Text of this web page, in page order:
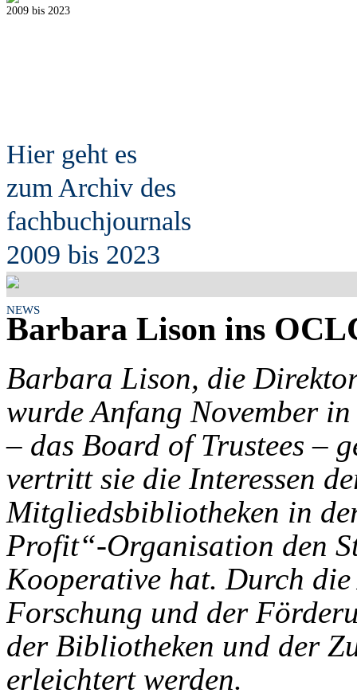
2009 bis 2023
Hier geht es
zum Archiv des
fachbuchjournals
2009 bis 2023
NEWS
Barbara Lison ins
Barbara Lison, die
wurde Anfang November
– das Board of Trustees –
vertritt sie die Interessen
Mitgliedsbibliotheken in
Profit“-Organisation den
Kooperative hat. Durch
Forschung und der
der Bibliotheken und der
erleichtert werden.